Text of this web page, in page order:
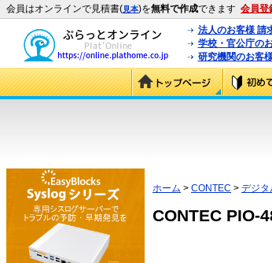
会員はオンラインで見積書(見本)を無料で作成できます 会員登
法人のお客様 請
学校・官公庁の
研究機関のお客
ホーム > CONTEC > デジタ
CONTEC PIO-